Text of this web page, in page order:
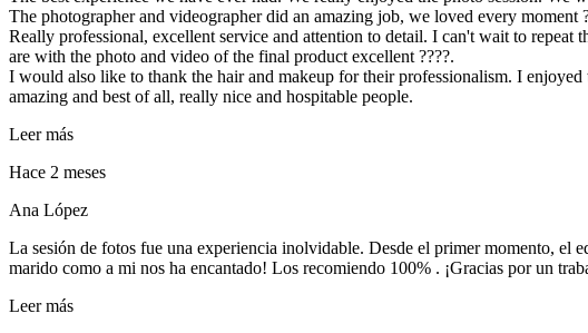
The photographer and videographer did an amazing job, we loved every moment
Really professional, excellent service and attention to detail. I can't wait to
are with the photo and video of the final product excellent ????.
I would also like to thank the hair and makeup for their professionalism. I
amazing and best of all, really nice and hospitable people.
Leer más
Hace 2 meses
Ana López
La sesión de fotos fue una experiencia inolvidable. Desde el primer momento, el
marido como a mi nos ha encantado! Los recomiendo 100% . ¡Gracias por un
Leer más